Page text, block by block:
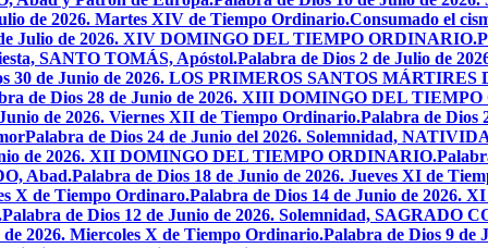
de 2026. Martes XIV de Tiempo Ordinario.Consumado el
Julio de 2026. XIV DOMINGO DEL TIEMPO ORDINARIO.
SANTO TOMÁS, Apóstol.Palabra de Dios 2 de Julio de
30 de Junio de 2026. LOS PRIMEROS SANTOS
de Dios 28 de Junio de 2026. XIII DOMINGO DEL
de 2026. Viernes XII de Tiempo Ordinario.Palabra de Dios
Palabra de Dios 24 de Junio del 2026. Solemnidad,
de 2026. XII DOMINGO DEL TIEMPO ORDINARIO.
Abad.Palabra de Dios 18 de Junio de 2026. Jueves XI de
X de Tiempo Ordinaro.Palabra de Dios 14 de Junio de
Palabra de Dios 12 de Junio de 2026. Solemnidad, SAGRADO
2026. Miercoles X de Tiempo Ordinario.Palabra de Dios 9 de